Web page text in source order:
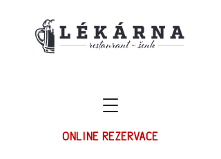
ONLINE REZERVACE